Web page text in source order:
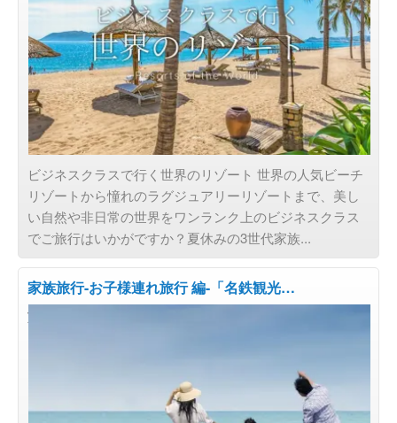
ビジネスクラスで行く世界のリゾート 世界の人気ビーチ
リゾートから憧れのラグジュアリーリゾートまで、美し
い自然や非日常の世界をワンランク上のビジネスクラス
でご旅行はいかがですか？夏休みの3世代家族...
家族旅行-お子様連れ旅行 編-「名鉄観光…
旅の目的で選ぶ